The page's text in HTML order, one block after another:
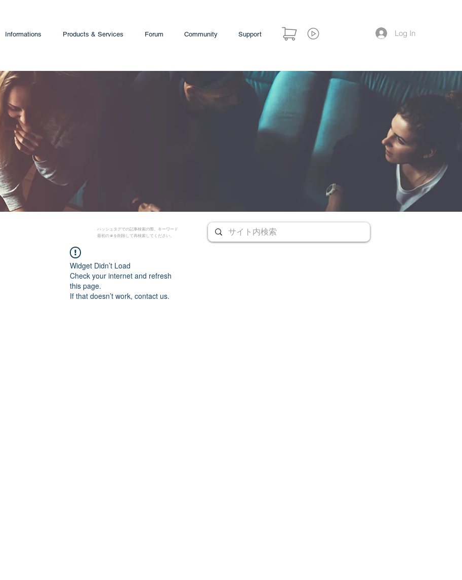
Informations Products & Services Forum Community Support Log In
ハッシュタグでの記事検索の際、キーワード
最初の # を削除して再検索してください。
Widget Didn’t Load
Check your internet and refresh
this page.
If that doesn’t work, contact us.